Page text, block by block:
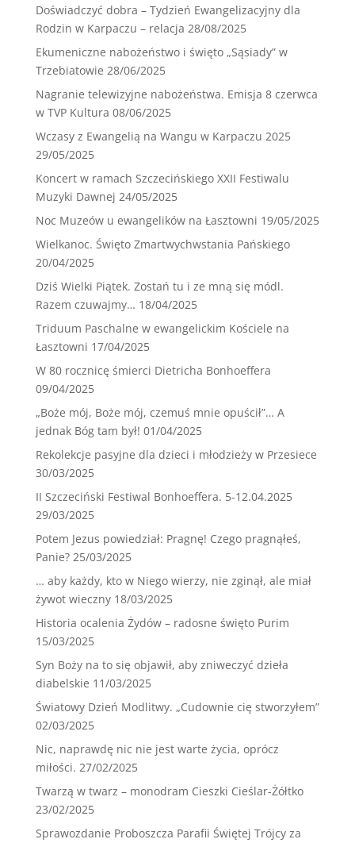
Doświadczyć dobra – Tydzień Ewangelizacyjny dla
Rodzin w Karpaczu – relacja 28/08/2025
Ekumeniczne nabożeństwo i święto „Sąsiady” w
Trzebiatowie 28/06/2025
Nagranie telewizyjne nabożeństwa. Emisja 8 czerwca
w TVP Kultura 08/06/2025
Wczasy z Ewangelią na Wangu w Karpaczu 2025
29/05/2025
Koncert w ramach Szczecińskiego XXII Festiwalu
Muzyki Dawnej 24/05/2025
Noc Muzeów u ewangelików na Łasztowni 19/05/2025
Wielkanoc. Święto Zmartwychwstania Pańskiego
20/04/2025
Dziś Wielki Piątek. Zostań tu i ze mną się módl.
Razem czuwajmy… 18/04/2025
Triduum Paschalne w ewangelickim Kościele na
Łasztowni 17/04/2025
W 80 rocznicę śmierci Dietricha Bonhoeffera
09/04/2025
„Boże mój, Boże mój, czemuś mnie opuścił”… A
jednak Bóg tam był! 01/04/2025
Rekolekcje pasyjne dla dzieci i młodzieży w Przesiece
30/03/2025
II Szczeciński Festiwal Bonhoeffera. 5-12.04.2025
29/03/2025
Potem Jezus powiedział: Pragnę! Czego pragnąłeś,
Panie? 25/03/2025
… aby każdy, kto w Niego wierzy, nie zginął, ale miał
żywot wieczny 18/03/2025
Historia ocalenia Żydów – radosne święto Purim
15/03/2025
Syn Boży na to się objawił, aby zniweczyć dzieła
diabelskie 11/03/2025
Światowy Dzień Modlitwy. „Cudownie cię stworzyłem”
02/03/2025
Nic, naprawdę nic nie jest warte życia, oprócz
miłości. 27/02/2025
Twarzą w twarz – monodram Cieszki Cieślar-Żółtko
23/02/2025
Sprawozdanie Proboszcza Parafii Świętej Trójcy za